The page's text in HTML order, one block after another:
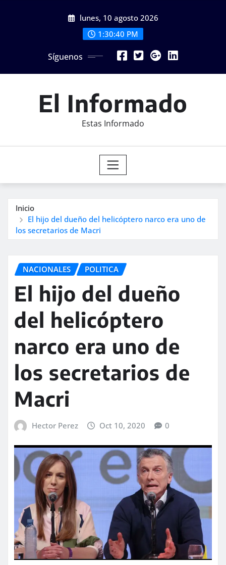
lunes, 10 agosto 2026
1:30:42 PM
Síguenos
El Informado
Estas Informado
Inicio
El hijo del dueño del helicóptero narco era uno de
los secretarios de Macri
NACIONALES POLITICA
El hijo del dueño
del helicóptero
narco era uno de
los secretarios de
Macri
Hector Perez Oct 10, 2020 0